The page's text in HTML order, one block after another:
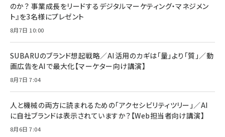
anan(アンアン)2026/07/08号 No.2502[2026
￥880
ママ投資家が育休中に１億貯めた株式投資
組織の成果を最大化する ルールのデザイン
￥1,980
2枚セット DSP25F1698
￥1,599
￥6,980
全ワイヤレスイヤホン/アクティブノイズキャンセリ
技術基準適合】ブラック
￥5,990
Anker PowerLine III Flow USB-C & USB-C
Pro/Air 各種対応 (1.8m ミッドナイトブラック)
￥1,890
サッポロ 生ビール 黒ラベル 350ml 缶 24本 ビー
ル ケース買い【6/30応募〆切! 黒ラベルビヤセラー
のか？ 事業成長をリードするデジタルマーケティング・マネジメン
ト』を3名様にプレゼント
8月7日 10:00
SUBARUのブランド想起戦略／AI活用のカギは「量」より「質」／動
画広告をAIで最大化【マーケター向け講演】
8月7日 7:04
人と機械の両方に読まれるための「アクセシビリティツリー」／AI
に自社ブランドは表示されていますか？【Web担当者向け講演】
8月6日 7:04